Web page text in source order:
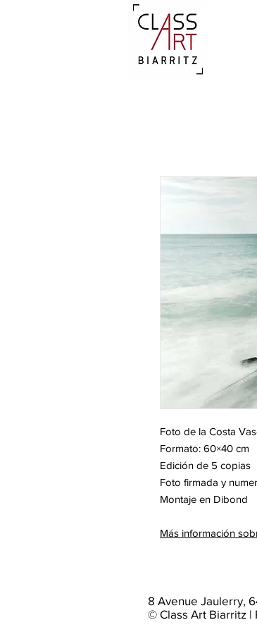
Foto de la Costa
Formato: 60×40 cm
Edición de 5 copias
Foto firmada y
Montaje en Dibond
Más información
8 Avenue Jaulerry,
© Class Art Biarritz |